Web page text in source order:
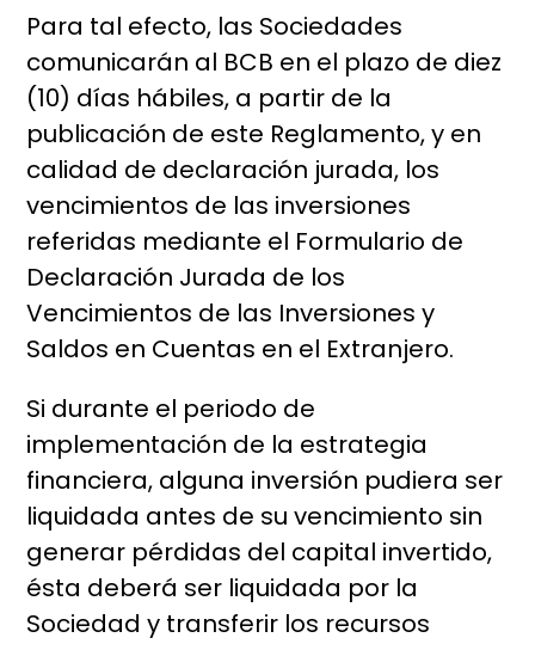
Para tal efecto, las Sociedades
comunicarán al BCB en el plazo de diez
(10) días hábiles, a partir de la
publicación de este Reglamento, y en
calidad de declaración jurada, los
vencimientos de las inversiones
referidas mediante el Formulario de
Declaración Jurada de los
Vencimientos de las Inversiones y
Saldos en Cuentas en el Extranjero.
Si durante el periodo de
implementación de la estrategia
financiera, alguna inversión pudiera ser
liquidada antes de su vencimiento sin
generar pérdidas del capital invertido,
ésta deberá ser liquidada por la
Sociedad y transferir los recursos